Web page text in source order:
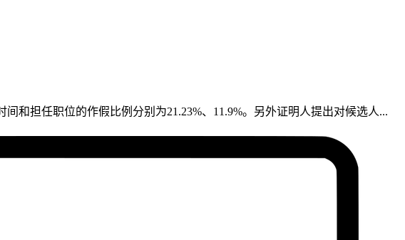
和担任职位的作假比例分别为21.23%、11.9%。另外证明人提出对候选人...